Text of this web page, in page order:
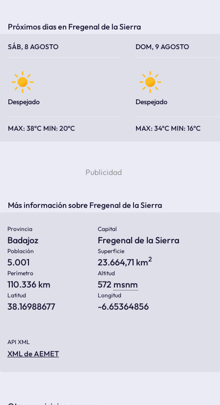
Próximos dias en Fregenal de la Sierra
SÁB, 8 AGOSTO
Despejado
38ºC 20ºC
DOM, 9 AGOSTO
Despejado
34ºC 16ºC
Más información sobre Fregenal de la Sierra
Provincia
Badajoz
Capital
Fregenal de la Sierra
Población
5.001
Superficie
23.664,71 km2
Perímetro
110.336 km
Altitud
572 msnm
Latitud
38.16988677
Longitud
-6.65364856
API XML
XML de AEMET